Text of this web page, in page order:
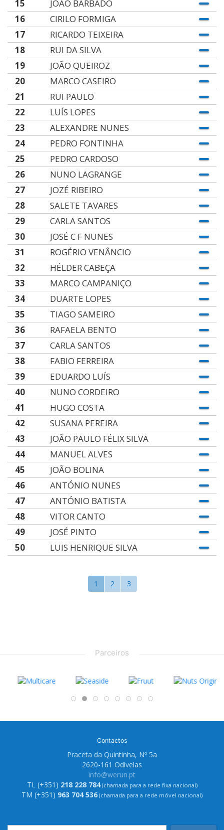
15
JOAO BARBADO
16
CIRILO FORMIGA
17
RICARDO TEIXEIRA
18
RUI DA SILVA
19
JOÃO QUEIROZ
20
MARCO CASEIRO
21
RUI PAULO
22
LUÍS LOPES
23
ALEXANDRE NUNES
24
PEDRO FONTINHA
25
PEDRO CARDOSO
26
NUNO LAGRANGE
27
JOZÉ RIBEIRO
28
SALETE TAVARES
29
CARLA SANTOS
30
JOSÉ C F NUNES
31
ROGÉRIO VENÂNCIO
32
HÉLDER CABEÇA
33
MARCO CAMPANIÇO
34
DUARTE LOPES
35
TIAGO SAMEIRO
36
RAFAELA BENTO
37
CARLA SANTOS
38
FABIO FERREIRA
39
EDUARDO LUÍS
40
NUNO CORDEIRO
41
HUGO COSTA
42
SUSANA PEREIRA
43
JOÃO PAULO FÉLIX SILVA
44
MANUEL ALVES
45
JOÃO BOLINA
46
ANTÓNIO NUNES
47
ANTÓNIO BATISTA
48
VITOR CANTO
49
JOSÉ PINTO
50
LUIS HENRIQUE SILVA
1 2 3
Parceiros
Contactos
Praceta da Quintinha, Nº 5a
2620-161 Odivelas
info@werun.pt
TL (+351) 218 228 784(chamada para a rede fixa nacional)
TM (+351) 963 704 536 (chamada para a rede móvel nacional)